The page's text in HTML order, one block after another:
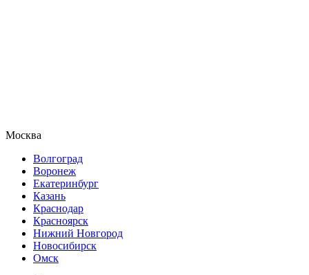
Москва
Волгоград
Воронеж
Екатеринбург
Казань
Краснодар
Красноярск
Нижний Новгород
Новосибирск
Омск